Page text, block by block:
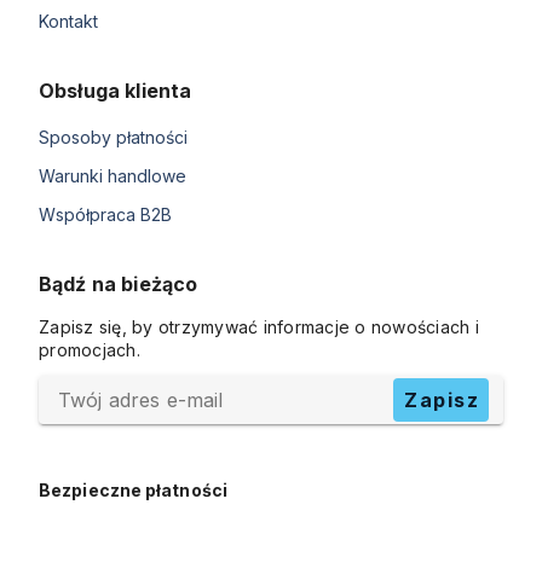
Kontakt
Obsługa klienta
Sposoby płatności
Warunki handlowe
Współpraca B2B
Bądź na bieżąco
Zapisz się, by otrzymywać informacje o nowościach i
promocjach.
Twój adres e-mail Zapisz
Bezpieczne płatności